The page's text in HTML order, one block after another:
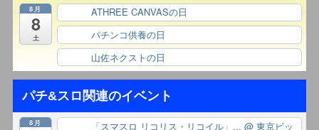
8月
8
土
ATHREE CANVASの日
パチンコ供養の日
山佐ネクストの日
パチ&スロ関連のイベント
8月 「スマスロ リコリス・リコイル」... @ 東京ビッ